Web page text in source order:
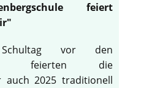
feiert
vor den
feierten die
auch 2025 traditionell